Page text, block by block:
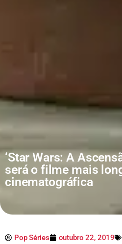
‘Star Wars: A
será o filme mais
cinematográfica
Pop Séries outubro 22, 2019